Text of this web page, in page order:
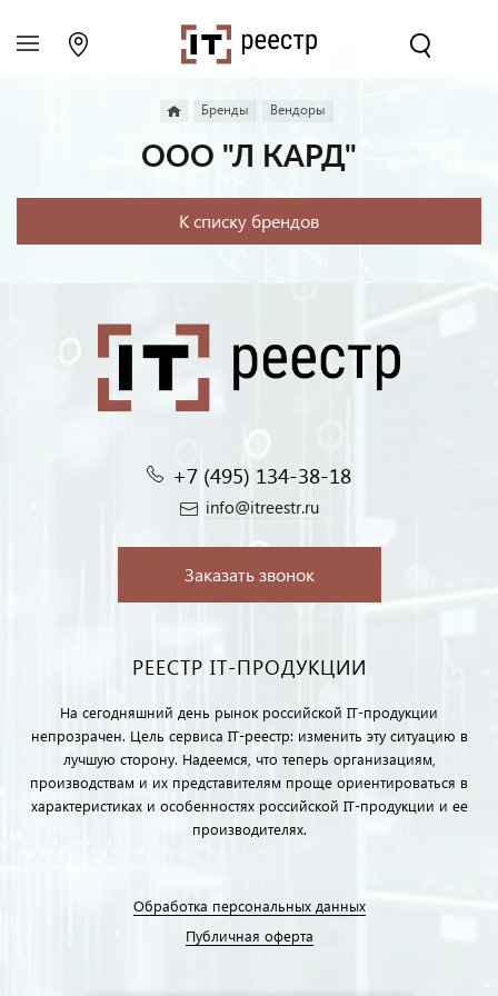
Бренды Вендоры
ООО "Л КАРД"
К списку брендов
+7 (495) 134-38-18‬
info@itreestr.ru
Заказать звонок
РЕЕСТР IT-ПРОДУКЦИИ
На сегодняшний день рынок российской IT-продукции
непрозрачен. Цель сервиса IT-реестр: изменить эту ситуацию в
лучшую сторону. Надеемся, что теперь организациям,
производствам и их представителям проще ориентироваться в
характеристиках и особенностях российской IT-продукции и ее
производителях.
Обработка персональных данных
Публичная оферта